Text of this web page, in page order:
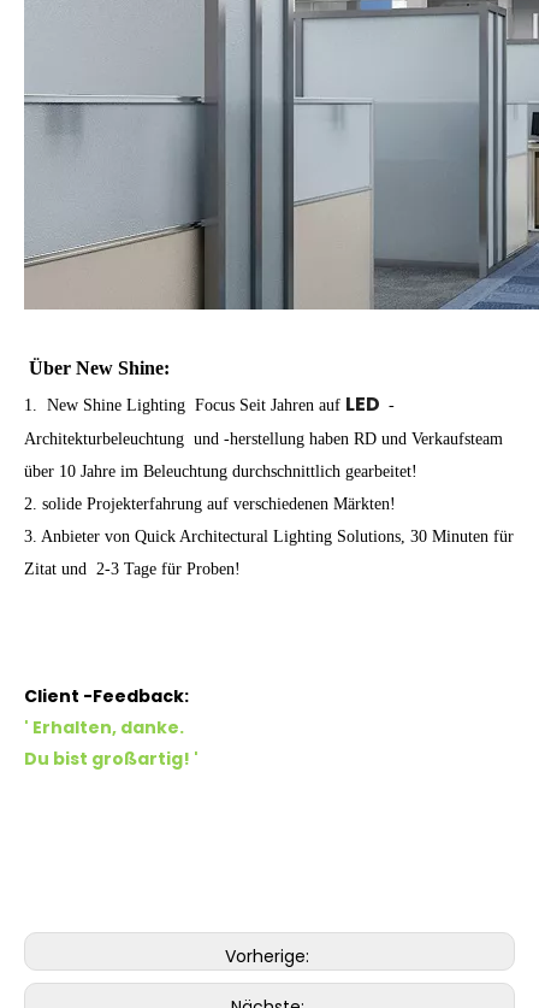
Über New Shine:
1. New Shine Lighting Focus Seit Jahren auf LED -
Architekturbeleuchtung und -herstellung haben RD und Verkaufsteam
über 10 Jahre im Beleuchtung durchschnittlich gearbeitet!
2. solide Projekterfahrung auf verschiedenen Märkten!
3. Anbieter von Quick Architectural Lighting Solutions, 30 Minuten für
Zitat und 2-3 Tage für Proben!
Client -Feedback:
' Erhalten, danke.
Du bist großartig! '
Vorherige: